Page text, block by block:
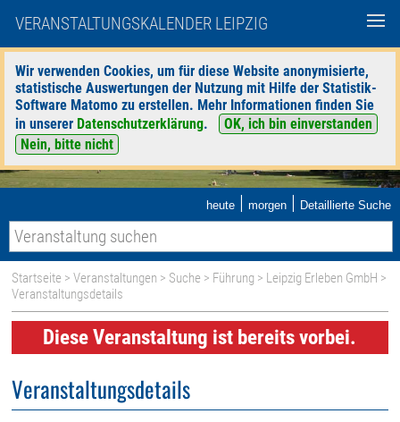
VERANSTALTUNGSKALENDER LEIPZIG
Wir verwenden Cookies, um für diese Website anonymisierte,
statistische Auswertungen der Nutzung mit Hilfe der Statistik-
Software Matomo zu erstellen. Mehr Informationen finden Sie
in unserer Datenschutzerklärung.
OK, ich bin einverstanden
Nein, bitte nicht
heute | morgen | Detaillierte Suche
Startseite >Veranstaltungen > Suche > Führung > Leipzig Erleben GmbH >
Veranstaltungsdetails
Diese Veranstaltung ist bereits vorbei.
Veranstaltungsdetails